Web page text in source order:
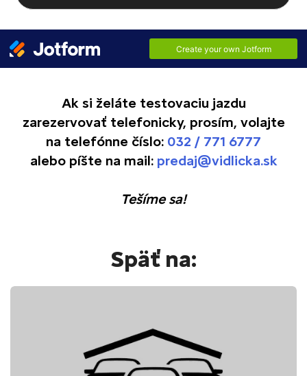
Ak si želáte testovaciu jazdu
zarezervovať telefonicky, prosím, volajte
na telefónne číslo: 032 / 771 6777
alebo píšte na mail: predaj@vidlicka.sk
Tešíme sa!
Späť na: